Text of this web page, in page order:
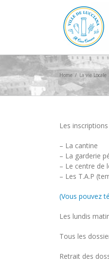
Home / La vie Locale
Les
– La cantine
– La garderie
– Le centre de
– Les T.A.P
(Vous pouvez
Les lundis
Tous les
Retrait des